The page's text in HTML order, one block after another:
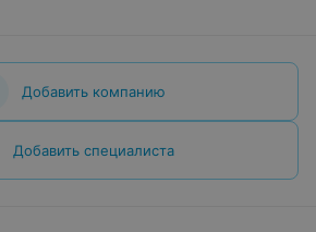
Добавить компанию
Добавить специалиста